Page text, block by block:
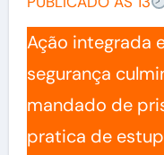
Ação integrada
segurança
mandado de
pratica de